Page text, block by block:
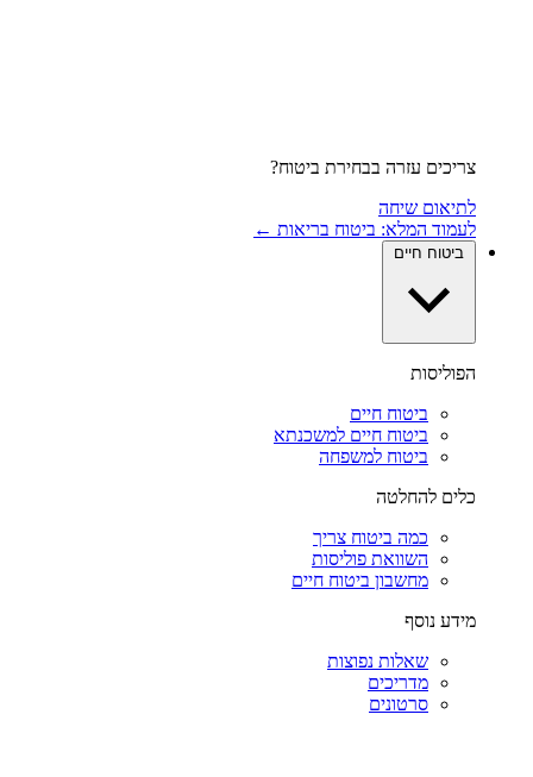
צריכים עזרה בבחירת ביטוח?
לתיאום שיחה
לעמוד המלא: ביטוח בריאות ←
ביטוח חיים
הפוליסות
ביטוח חיים
ביטוח חיים למשכנתא
ביטוח למשפחה
כלים להחלטה
כמה ביטוח צריך
השוואת פוליסות
מחשבון ביטוח חיים
מידע נוסף
שאלות נפוצות
מדריכים
סרטונים